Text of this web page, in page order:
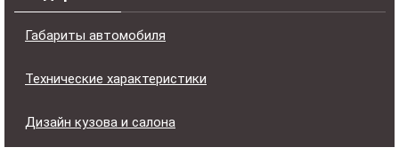
Габариты автомобиля
Технические характеристики
Дизайн кузова и салона